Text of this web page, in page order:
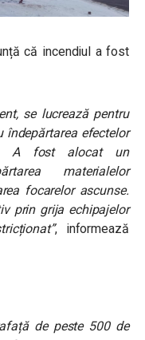
că incendiul a fost
se lucrează pentru
îndepărtarea efectelor
A fost alocat un
materialelor
focarelor ascunse.
prin grija echipajelor
, informează
de peste 500 de